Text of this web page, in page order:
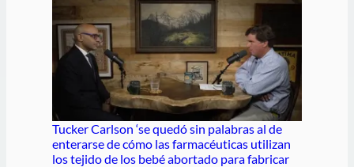
Tucker Carlson ‘se quedó sin palabras al de
enterarse de cómo las farmacéuticas utilizan
los tejido de los bebé abortado para fabricar